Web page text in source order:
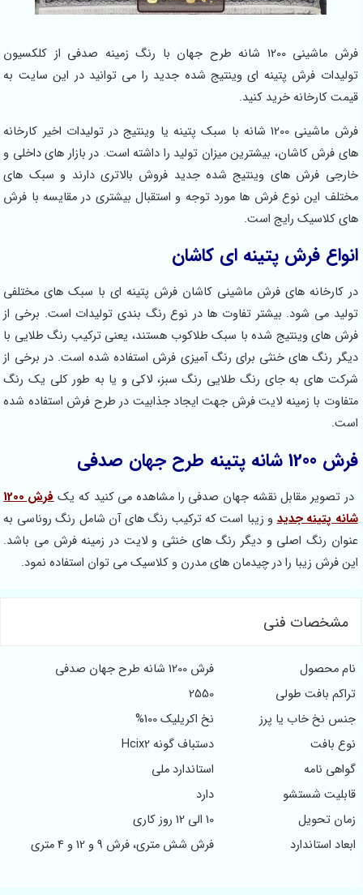
فرش ماشینی 1200 شانه طرح جهان با رنگ زمینه صدفی از کلکسیون
پتینه ای وینتیج شده جدید را می توانید در این سایت به
خرید کنید.
فرش ماشینی 1200 شانه با سبک پتینه یا وینتیج در تولیدات اخیر کارخانه
بیشترین میزان تولید را داشته است. در بازار های داخلی و
های وینتیج شده جدید فروش بالاتری دارند و سبک های
نوع فرش ها مورد توجه و استقبال بیشتری در مقایسه با فرش
رایج است.
پتینه ای کاشان
های فرش ماشینی کاشان فرش پتینه ای با سبک های مختلفی
بیشتر تفاوت ها در نوع رنگ بندی تولیدات است. برخی از
شده با سبک طلاکوب هستند، یعنی ترکیب رنگ طلایی با
خنثی برای رنگ آمیزی فرش استفاده شده است. در برخی از
به جای رنگ طلایی رنگ سبز، لاکی و یا به طور کلی یک رنگ
زمینه لایت فرش جهت ایجاد جذابیت در طرح فرش استفاده شده
مقابل نقشه جهان صدفی را مشاهده می کنید که یک
فرش 1200
جدیدو زیبا است که ترکیب رنگ های آن شامل رنگ روناسی به
اصلی و دیگر رنگ های خنثی و لایت در زمینه فرش می باشد.
را در چیدمان های مدرن و کلاسیک می توان استفاده نمود.
فنی
طولی
یا پرز
نخ اکریلیک 100%
دستباف گونه Hcix2
استاندارد ملی
فرش شش متری، فرش 9 و 12 و 4 متری